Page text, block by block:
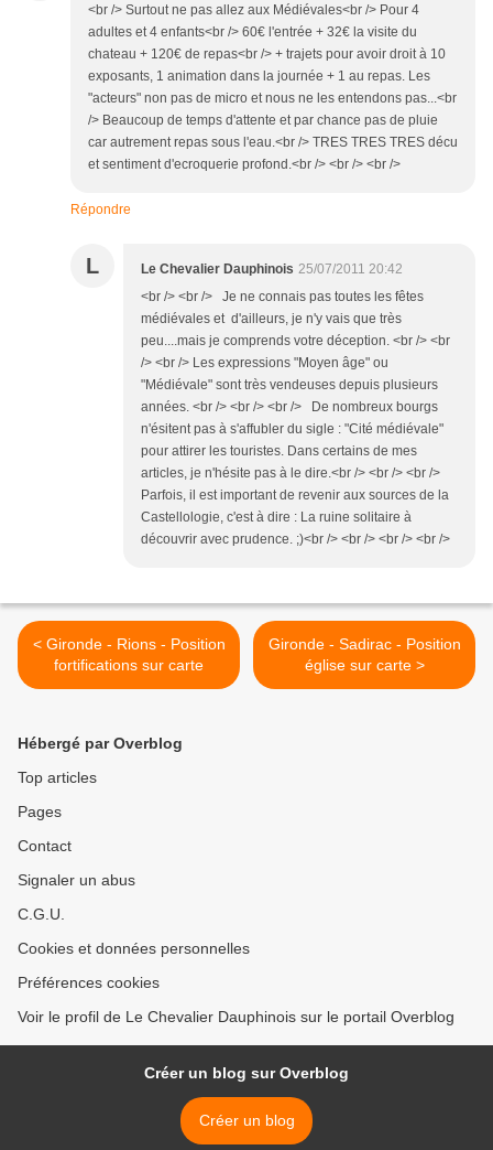
<br /> Surtout ne pas allez aux Médiévales<br /> Pour 4
adultes et 4 enfants<br /> 60€ l'entrée + 32€ la visite du
chateau + 120€ de repas<br /> + trajets pour avoir droit à 10
exposants, 1 animation dans la journée + 1 au repas. Les
"acteurs" non pas de micro et nous ne les entendons pas...<br
/> Beaucoup de temps d'attente et par chance pas de pluie
car autrement repas sous l'eau.<br /> TRES TRES TRES décu
et sentiment d'ecroquerie profond.<br /> <br /> <br />
Répondre
L Le Chevalier Dauphinois 25/07/2011 20:42
<br /> <br /> Je ne connais pas toutes les fêtes
médiévales et d'ailleurs, je n'y vais que très
peu....mais je comprends votre déception. <br /> <br
/> <br /> Les expressions "Moyen âge" ou
"Médiévale" sont très vendeuses depuis plusieurs
années. <br /> <br /> <br /> De nombreux bourgs
n'ésitent pas à s'affubler du sigle : "Cité médiévale"
pour attirer les touristes. Dans certains de mes
articles, je n'hésite pas à le dire.<br /> <br /> <br />
Parfois, il est important de revenir aux sources de la
Castellologie, c'est à dire : La ruine solitaire à
découvrir avec prudence. ;)<br /> <br /> <br /> <br />
< Gironde - Rions - Position
fortifications sur carte
Gironde - Sadirac - Position
église sur carte >
Hébergé par Overblog
Top articles
Pages
Contact
Signaler un abus
C.G.U.
Cookies et données personnelles
Préférences cookies
Voir le profil de Le Chevalier Dauphinois sur le portail Overblog
Créer un blog sur Overblog
Créer un blog